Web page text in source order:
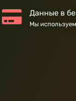
Данные в
Мы